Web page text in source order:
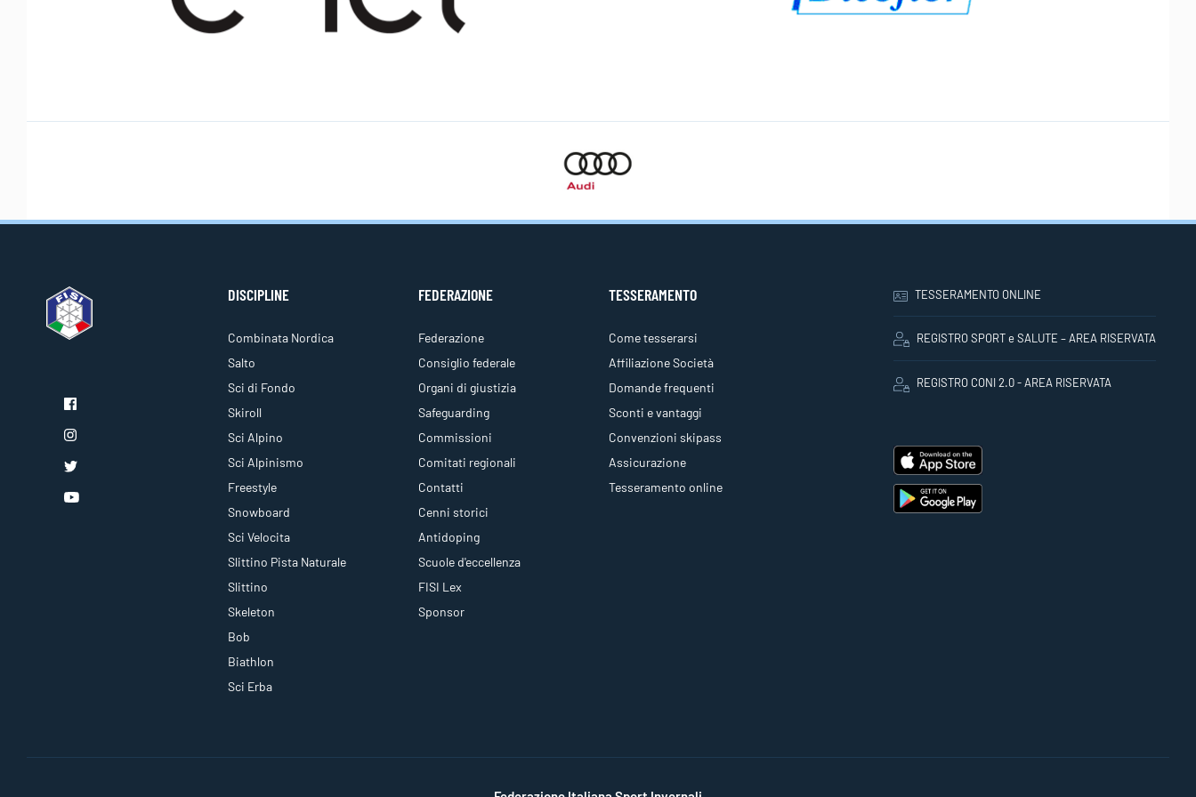
DISCIPLINE
Combinata Nordica
Salto
Sci di Fondo
Skiroll
Sci Alpino
Sci Alpinismo
Freestyle
Snowboard
Sci Velocita
Slittino Pista Naturale
Slittino
Skeleton
Bob
Biathlon
Sci Erba
FEDERAZIONE
Federazione
Consiglio federale
Organi di giustizia
Safeguarding
Commissioni
Comitati regionali
Contatti
Cenni storici
Antidoping
Scuole d'eccellenza
FISI Lex
Sponsor
TESSERAMENTO
Come tesserarsi
Affiliazione Società
Domande frequenti
Sconti e vantaggi
Convenzioni skipass
Assicurazione
Tesseramento online
TESSERAMENTO ONLINE
REGISTRO SPORT e SALUTE – AREA RISERVATA
REGISTRO CONI 2.0 - AREA RISERVATA